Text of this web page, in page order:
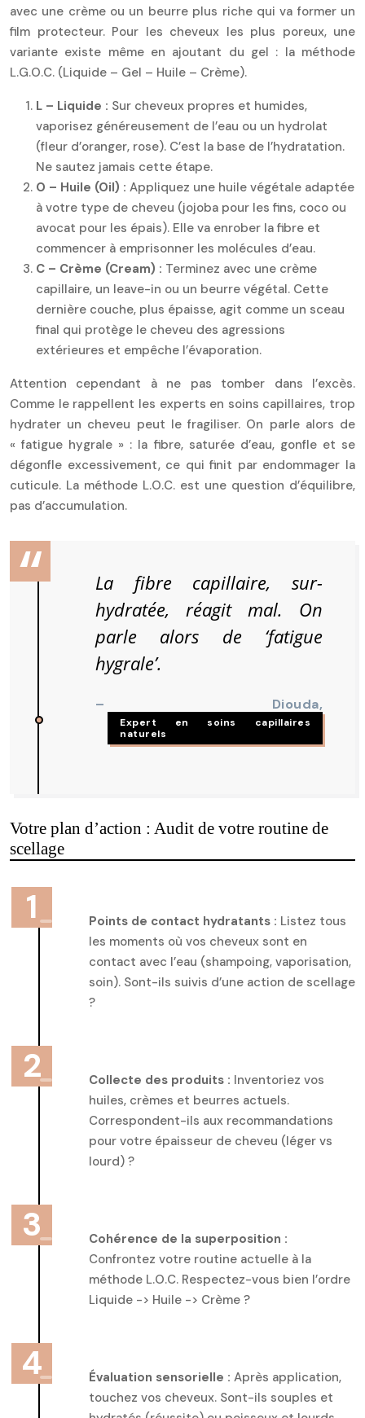
avec une crème ou un beurre plus riche qui va former un
film protecteur. Pour les cheveux les plus poreux, une
variante existe même en ajoutant du gel : la méthode
L.G.O.C. (Liquide – Gel – Huile – Crème).
L – Liquide : Sur cheveux propres et humides,
vaporisez généreusement de l’eau ou un hydrolat
(fleur d’oranger, rose). C’est la base de l’hydratation.
Ne sautez jamais cette étape.
O – Huile (Oil) : Appliquez une huile végétale adaptée
à votre type de cheveu (jojoba pour les fins, coco ou
avocat pour les épais). Elle va enrober la fibre et
commencer à emprisonner les molécules d’eau.
C – Crème (Cream) : Terminez avec une crème
capillaire, un leave-in ou un beurre végétal. Cette
dernière couche, plus épaisse, agit comme un sceau
final qui protège le cheveu des agressions
extérieures et empêche l’évaporation.
Attention cependant à ne pas tomber dans l’excès.
Comme le rappellent les experts en soins capillaires, trop
hydrater un cheveu peut le fragiliser. On parle alors de
« fatigue hygrale » : la fibre, saturée d’eau, gonfle et se
dégonfle excessivement, ce qui finit par endommager la
cuticule. La méthode L.O.C. est une question d’équilibre,
pas d’accumulation.
La fibre capillaire, sur-
hydratée, réagit mal. On
parle alors de ‘fatigue
hygrale’.
– Diouda,
Expert en soins capillaires
naturels
Votre plan d’action : Audit de votre routine de
scellage
Points de contact hydratants : Listez tous
les moments où vos cheveux sont en
contact avec l’eau (shampoing, vaporisation,
soin). Sont-ils suivis d’une action de scellage
?
Collecte des produits : Inventoriez vos
huiles, crèmes et beurres actuels.
Correspondent-ils aux recommandations
pour votre épaisseur de cheveu (léger vs
lourd) ?
Cohérence de la superposition :
Confrontez votre routine actuelle à la
méthode L.O.C. Respectez-vous bien l’ordre
Liquide -> Huile -> Crème ?
Évaluation sensorielle : Après application,
touchez vos cheveux. Sont-ils souples et